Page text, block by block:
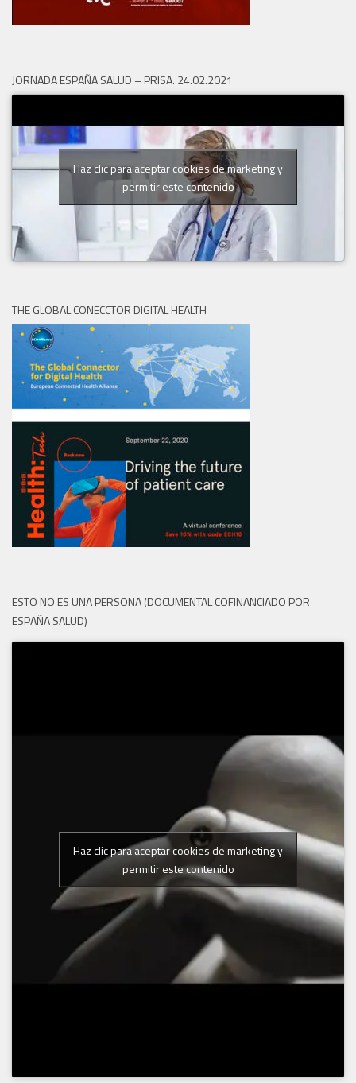
JORNADA ESPAÑA SALUD – PRISA. 24.02.2021
Haz clic para aceptar cookies de marketing y
permitir este contenido
THE GLOBAL CONECCTOR DIGITAL HEALTH
ESTO NO ES UNA PERSONA (DOCUMENTAL COFINANCIADO POR
ESPAÑA SALUD)
Haz clic para aceptar cookies de marketing y
permitir este contenido